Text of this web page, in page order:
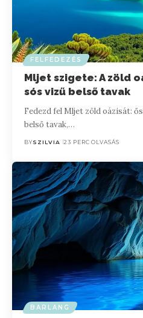
FELFEDEZÉS
Mljet szigete: A zöld
sós vizű belső tavak
Fedezd fel Mljet zöld oázisát:
belső tavak,…
BYSZILVIA 23 PERC OLVASÁS
BARLANG